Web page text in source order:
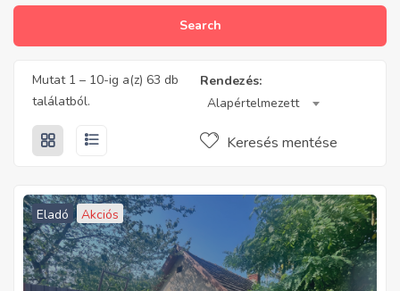
Search
Mutat 1 – 10-ig a(z) 63 db
találatból.
Rendezés:
Alapértelmezett
Keresés mentése
Eladó Akciós